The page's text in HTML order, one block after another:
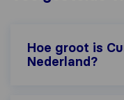
Hoe groot is
Nederland?